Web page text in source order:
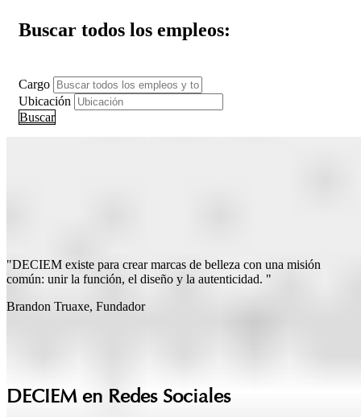
Buscar todos los empleos:
Cargo
Ubicación
Buscar
"DECIEM existe para crear marcas de belleza con una misión
común: unir la función, el diseño y la autenticidad. "
Brandon Truaxe, Fundador
DECIEM en Redes Sociales